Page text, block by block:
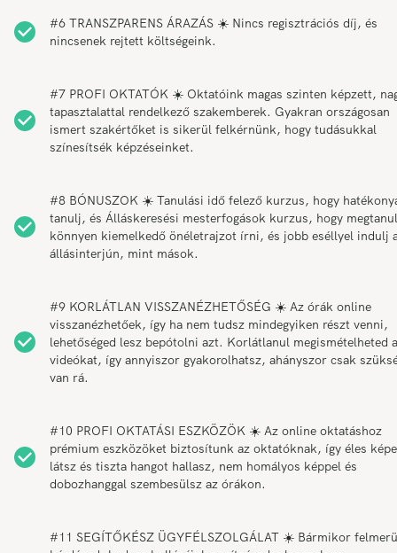
#6 TRANSZPARENS ÁRAZÁS ☀️ Nincs regisztrációs díj, és
nincsenek rejtett költségeink.
#7 PROFI OKTATÓK ☀️ Oktatóink magas szinten képzett,
tapasztalattal rendelkező szakemberek. Gyakran országosan
ismert szakértőket is sikerül felkérnünk, hogy tudásukkal
színesítsék képzéseinket.
#8 BÓNUSZOK ☀️ Tanulási idő felező kurzus, hogy
tanulj, és Álláskeresési mesterfogások kurzus, hogy
könnyen kiemelkedő önéletrajzot írni, és jobb eséllyel indulj
állásinterjún, mint mások.
#9 KORLÁTLAN VISSZANÉZHETŐSÉG ☀️ Az órák online
visszanézhetőek, így ha nem tudsz mindegyiken részt venni,
lehetőséged lesz bepótolni azt. Korlátlanul megismételheted a
videókat, így annyiszor gyakorolhatsz, ahányszor csak
van rá.
#10 PROFI OKTATÁSI ESZKÖZÖK ☀️ Az online oktatáshoz
prémium eszközöket biztosítunk az oktatóknak, így éles
látsz és tiszta hangot hallasz, nem homályos képpel és
dobozhanggal szembesülsz az órákon.
#11 SEGÍTŐKÉSZ ÜGYFÉLSZOLGÁLAT ☀️ Bármikor